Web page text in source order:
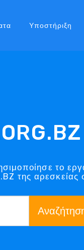
Υποστήριξη
το
της